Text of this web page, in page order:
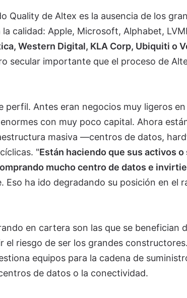
Quality de Altex es la ausencia de los
calidad: Apple, Microsoft, Alphabet,
Western Digital, KLA Corp, Ubiquiti o
secular importante que el proceso de
perfil. Antes eran negocios muy ligeros en
con muy poco capital. Ahora
masiva —centros de datos,
"Están haciendo que sus activos o
mucho centro de datos e
Eso ha ido degradando su posición en el
en cartera son las que se benefician
el riesgo de ser los grandes constructores.
equipos para la cadena de
de datos o la conectividad.